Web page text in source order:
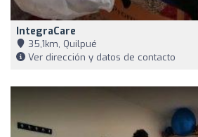
IntegraCare
35,1km, Quilpué
Ver dirección y datos de contacto